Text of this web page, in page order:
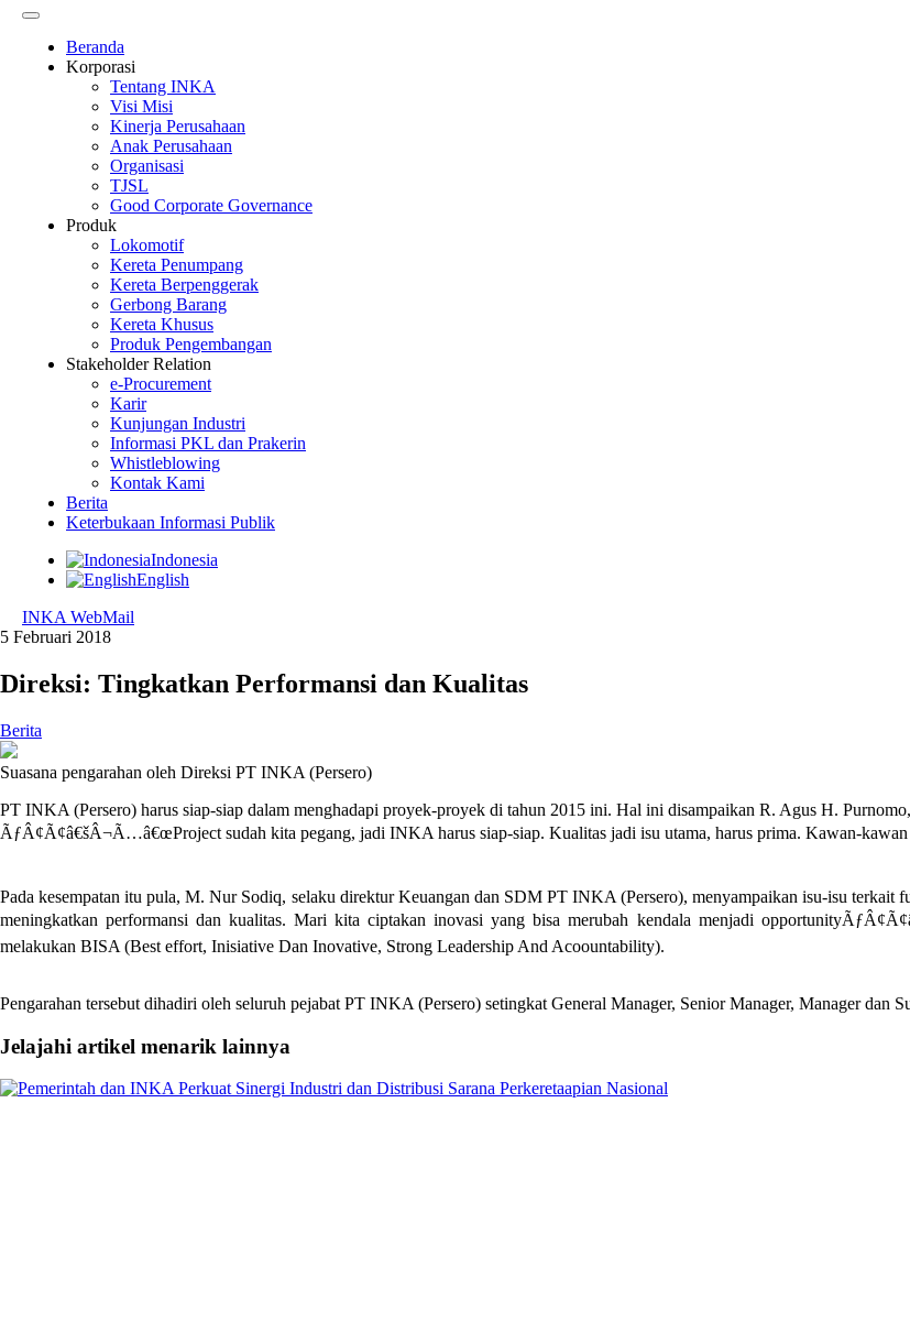
Beranda
Korporasi
Tentang INKA
Visi Misi
Kinerja Perusahaan
Anak Perusahaan
Organisasi
TJSL
Good Corporate Governance
Produk
Lokomotif
Kereta Penumpang
Kereta Berpenggerak
Gerbong Barang
Kereta Khusus
Produk Pengembangan
Stakeholder Relation
e-Procurement
Karir
Kunjungan Industri
Informasi PKL dan Prakerin
Whistleblowing
Kontak Kami
Berita
Keterbukaan Informasi Publik
Indonesia
English
INKA WebMail
5 Februari 2018
Direksi: Tingkatkan Performansi dan Kualitas
Berita
Suasana pengarahan oleh Direksi PT INKA (Persero)
PT INKA (Persero) harus siap-siap dalam menghadapi proyek-proyek di tahun 2015 ini. Hal ini disampaikan R. Agus H.
ÃƒÂ¢Ã¢â€šÂ¬Ã…â€œProject sudah kita pegang, jadi INKA harus siap-siap. Kualitas jadi isu utama, harus prima. Kawan-kawan
Pada kesempatan itu pula, M. Nur Sodiq, selaku direktur Keuangan dan SDM PT INKA (Persero), menyampaikan isu-isu
meningkatkan performansi dan kualitas. Mari kita ciptakan inovasi yang bisa merubah kendala menjadi
melakukan BISA (Best effort, Inisiative Dan Inovative, Strong Leadership And Acoountability).
Pengarahan tersebut dihadiri oleh seluruh pejabat PT INKA (Persero) setingkat General Manager, Senior Manager, Manager dan
Jelajahi artikel menarik lainnya